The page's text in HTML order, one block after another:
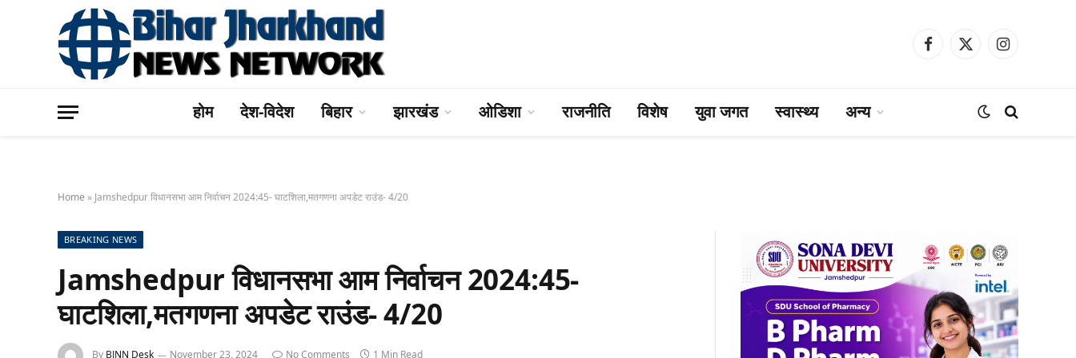
Facebook
X
Instagram
होम देश-विदेश बिहार झारखंड ओडिशा राजनीति विशेष युवा जगत स्वास्थ्य अन्य
Home » Jamshedpur विधानसभा आम निर्वाचन 2024:45- घाटशिला,मतगणना अपडेट राउंड- 4/20
BREAKING NEWS
Jamshedpur विधानसभा आम निर्वाचन 2024:45-
घाटशिला,मतगणना अपडेट राउंड- 4/20
By BJNN Desk November 23, 2024 No Comments 1 Min Read